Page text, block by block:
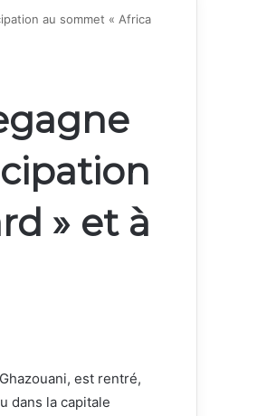
au sommet « Africa
» et à
est rentré,
dans la capitale